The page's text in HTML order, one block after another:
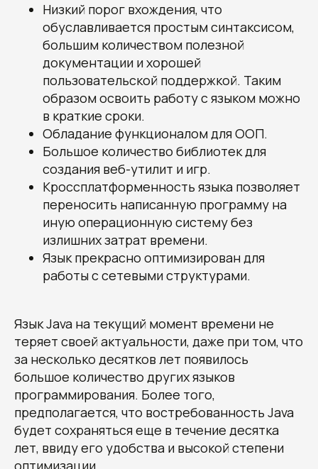
Низкий порог вхождения, что
обуславливается простым синтаксисом,
большим количеством полезной
документации и хорошей
пользовательской поддержкой. Таким
образом освоить работу с языком можно
в краткие сроки.
Обладание функционалом для ООП.
Большое количество библиотек для
создания веб-утилит и игр.
Кроссплатформенность языка позволяет
переносить написанную программу на
иную операционную систему без
излишних затрат времени.
Язык прекрасно оптимизирован для
работы с сетевыми структурами.
Язык Java на текущий момент времени не
теряет своей актуальности, даже при том, что
за несколько десятков лет появилось
большое количество других языков
программирования. Более того,
предполагается, что востребованность Java
будет сохраняться еще в течение десятка
лет, ввиду его удобства и высокой степени